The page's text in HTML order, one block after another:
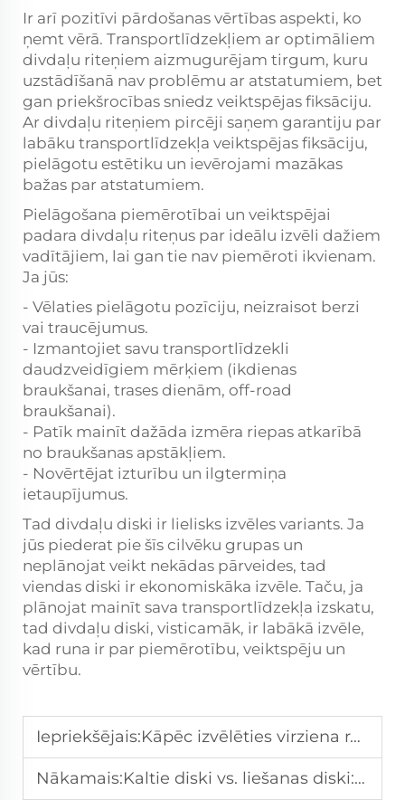
Ir arī pozitīvi pārdošanas vērtības aspekti, ko
ņemt vērā. Transportlīdzekļiem ar optimāliem
divdaļu riteņiem aizmugurējam tirgum, kuru
uzstādīšanā nav problēmu ar atstatumiem, bet
gan priekšrocības sniedz veiktspējas fiksāciju.
Ar divdaļu riteņiem pircēji saņem garantiju par
labāku transportlīdzekļa veiktspējas fiksāciju,
pielāgotu estētiku un ievērojami mazākas
bažas par atstatumiem.
Pielāgošana piemērotībai un veiktspējai
padara divdaļu riteņus par ideālu izvēli dažiem
vadītājiem, lai gan tie nav piemēroti ikvienam.
Ja jūs:
- Vēlaties pielāgotu pozīciju, neizraisot berzi
vai traucējumus.
- Izmantojiet savu transportlīdzekli
daudzveidīgiem mērķiem (ikdienas
braukšanai, trases dienām, off-road
braukšanai).
- Patīk mainīt dažāda izmēra riepas atkarībā
no braukšanas apstākļiem.
- Novērtējat izturību un ilgtermiņa
ietaupījumus.
Tad divdaļu diski ir lielisks izvēles variants. Ja
jūs piederat pie šīs cilvēku grupas un
neplānojat veikt nekādas pārveides, tad
viendas diski ir ekonomiskāka izvēle. Taču, ja
plānojat mainīt sava transportlīdzekļa izskatu,
tad divdaļu diski, visticamāk, ir labākā izvēle,
kad runa ir par piemērotību, veiktspēju un
vērtību.
Iepriekšējais:Kāpēc izvēlēties virziena ratus labākai aerodinamikai?
Nākamais:Kaltie diski vs. liešanas diski: izturība, svars un ilgmūžība